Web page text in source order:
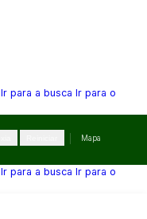
Ir para a busca Ir para o
Mapa
Ir para a busca Ir para o